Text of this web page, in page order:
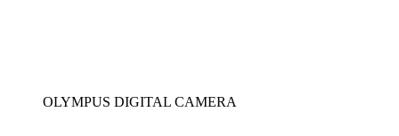
OLYMPUS DIGITAL CAMERA